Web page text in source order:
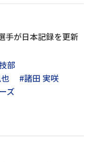
手が日本記録を更新
部
#諸田 実咲
ズ